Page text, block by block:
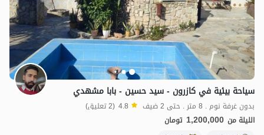
سياحة بيئية في كازرون - سيد حسين - بابا مشهدي
بدون غرفة نوم . 8 متر . حتى 2 ضيف 4.8 (2 تعليق)
الليلة من 1,200,000 تومان